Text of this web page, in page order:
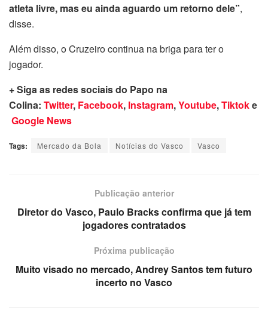
atleta livre, mas eu ainda aguardo um retorno dele”,
disse.
Além disso, o Cruzeiro continua na briga para ter o
jogador.
+ Siga as redes sociais do Papo na
Colina: Twitter, Facebook, Instagram,Youtube,Tiktoke
Google News
Tags: Mercado da Bola Notícias do Vasco Vasco
Publicação anterior
Diretor do Vasco, Paulo Bracks confirma que já tem
jogadores contratados
Próxima publicação
Muito visado no mercado, Andrey Santos tem futuro
incerto no Vasco